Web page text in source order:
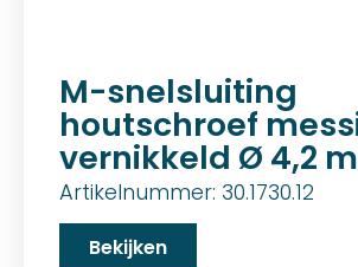
M-snelsluiting
houtschroef
vernikkeld Ø 4,2
Artikelnummer: 30.1730.12
Bekijken